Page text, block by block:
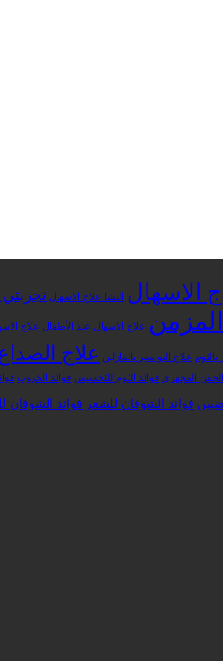
الاسهال النشا علاج الاسهال
علاج الاسهال عند الأطفال علاج
بالثوم علاج البواسير بالفازلين علاج
المجهري فوائد الثوم للتخسيس فوائد الخروب
فوائد الشوفان للشعر فوائد الشوفان